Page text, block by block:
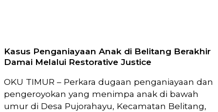
Kasus Penganiayaan Anak di Belitang Berakhir
Damai Melalui Restorative Justice
OKU TIMUR – Perkara dugaan penganiayaan dan
pengeroyokan yang menimpa anak di bawah
umur di Desa Pujorahayu, Kecamatan Belitang,